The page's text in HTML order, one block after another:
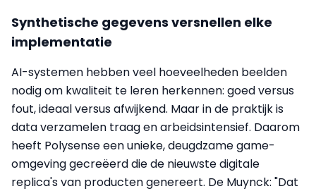
Synthetische gegevens versnellen elke
implementatie
AI-systemen hebben veel hoeveelheden beelden
nodig om kwaliteit te leren herkennen: goed versus
fout, ideaal versus afwijkend. Maar in de praktijk is
data verzamelen traag en arbeidsintensief. Daarom
heeft Polysense een unieke, deugdzame game-
omgeving gecreëerd die de nieuwste digitale
replica's van producten genereert. De Muynck: "Dat